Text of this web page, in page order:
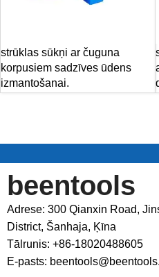
strūklas sūkņi ar čuguna
korpusiem sadzīves ūdens
izmantošanai.
beentools
Adrese: 300 Qianxin Road,
District, Šanhaja, Ķīna
Tālrunis: +86-18020488605
E-pasts: